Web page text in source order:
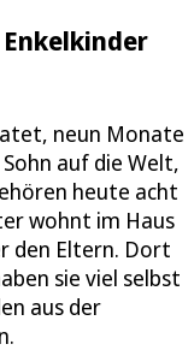
Enkelkinder
neun Monate
auf die Welt,
heute acht
wohnt im Haus
den Eltern. Dort
sie viel selbst
aus der